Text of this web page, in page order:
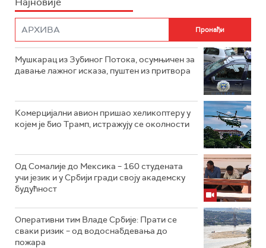
Мушкарац из Зубиног Потока, осумњичен за
давање лажног исказа, пуштен из притвора
Комерцијални авион пришао хеликоптеру у
којем је био Трамп, истражују се околности
Од Сомалије до Мексика – 160 студената
учи језик и у Србији гради своју академску
будућност
Оперативни тим Владе Србије: Прати се
сваки ризик – од водоснабдевања до
пожара